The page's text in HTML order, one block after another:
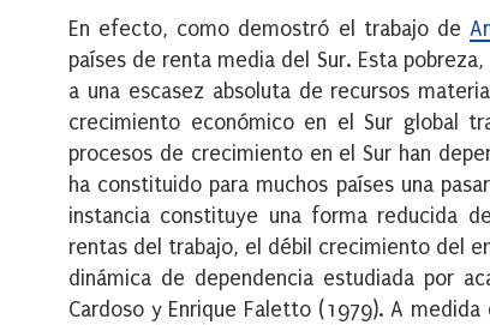
En efecto, como demostró el trabajo de
países de renta media del Sur. Esta
a una escasez absoluta de recursos
crecimiento económico en el Sur global
procesos de crecimiento en el Sur han
ha constituido para muchos países una
instancia constituye una forma reducida
rentas del trabajo, el débil crecimiento del
dinámica de dependencia estudiada por
Cardoso y Enrique Faletto (1979). A